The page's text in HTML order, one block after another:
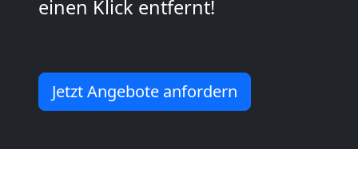
einen Klick entfernt!
Jetzt Angebote anfordern
Neustadt
Büroumzug
Wiener
Neustadt